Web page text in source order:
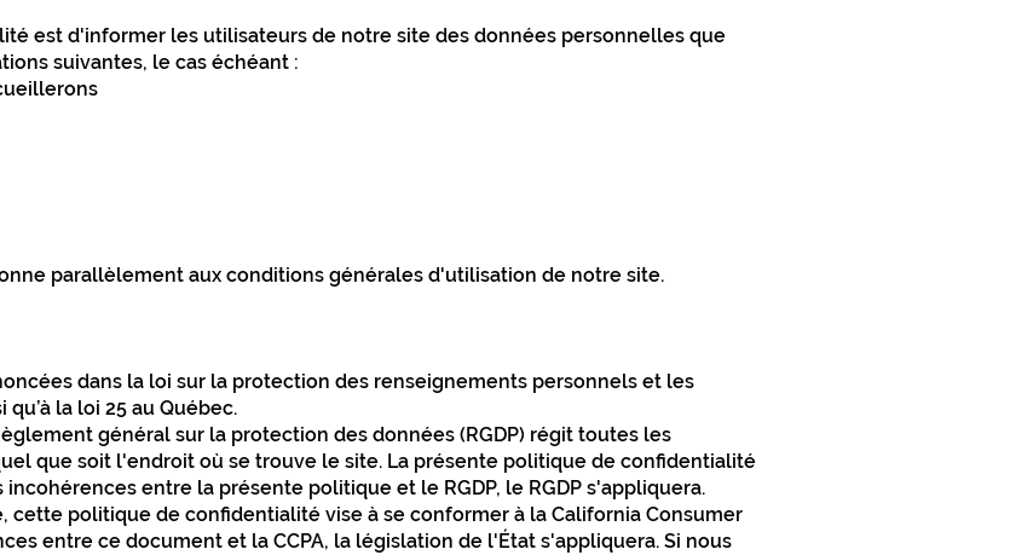
est d'informer les utilisateurs de notre site des données personnelles que
suivantes, le cas échéant :
parallèlement aux conditions générales d'utilisation de notre site.
dans la loi sur la protection des renseignements personnels et les
la loi 25 au Québec.
général sur la protection des données (RGDP) régit toutes les
que soit l'endroit où se trouve le site. La présente politique de confidentialité
incohérences entre la présente politique et le RGDP, le RGDP s'appliquera.
cette politique de confidentialité vise à se conformer à la California Consumer
entre ce document et la CCPA, la législation de l'État s'appliquera. Si nous